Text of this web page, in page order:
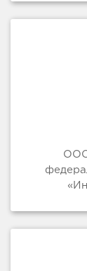
ООО